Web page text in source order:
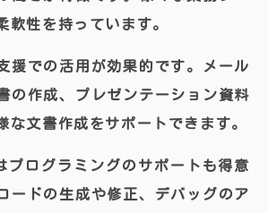
軟性を持っています。
援での活用が効果的です。メール
の作成、プレゼンテーション資料
な文書作成をサポートできます。
プログラミングのサポートも得意
ードの生成や修正、デバッグのア